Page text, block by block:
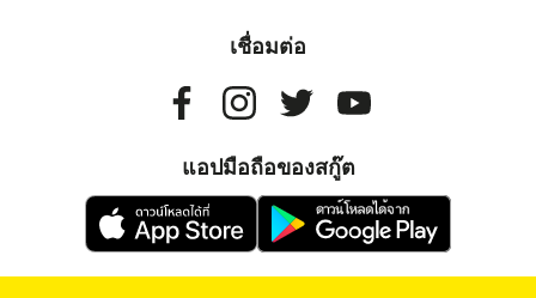
เชื่อมต่อ
แอปมือถือของสกู๊ต